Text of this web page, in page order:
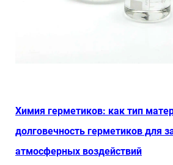
Химия герметиков: как тип
долговечность герметиков для
атмосферных воздействий